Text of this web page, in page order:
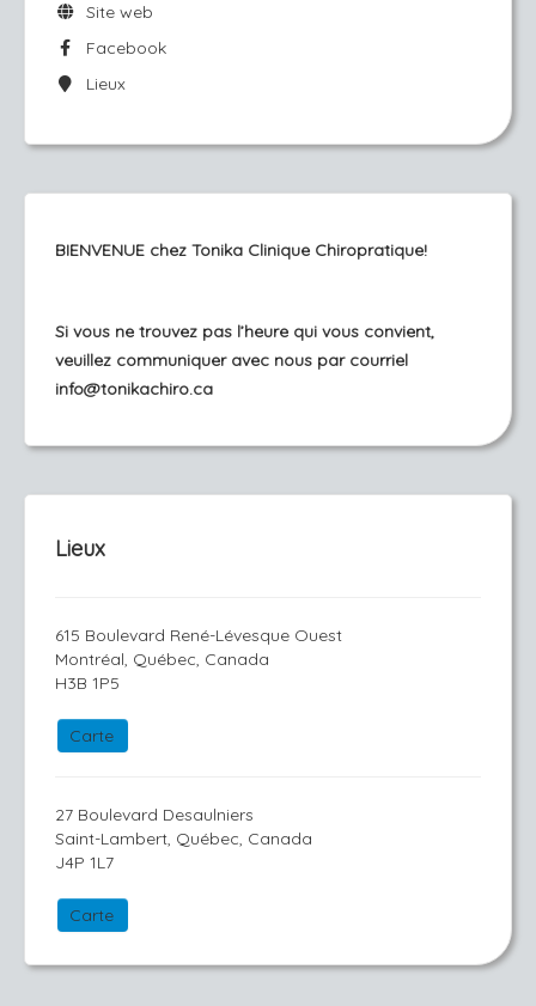
Site web
Facebook
Lieux
BIENVENUE chez Tonika Clinique Chiropratique!
Si vous ne trouvez pas l’heure qui vous convient,
veuillez communiquer avec nous par courriel
info@tonikachiro.ca
Lieux
615 Boulevard René-Lévesque Ouest
Montréal, Québec, Canada
H3B 1P5
Carte
27 Boulevard Desaulniers
Saint-Lambert, Québec, Canada
J4P 1L7
Carte